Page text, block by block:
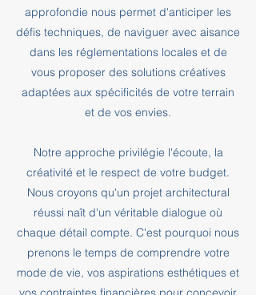
approfondie nous permet d'anticiper les
défis techniques, de naviguer avec aisance
dans les réglementations locales et de
vous proposer des solutions créatives
adaptées aux spécificités de votre terrain
et de vos envies.
Notre approche privilégie l'écoute, la
créativité et le respect de votre budget.
Nous croyons qu'un projet architectural
réussi naît d'un véritable dialogue où
chaque détail compte. C'est pourquoi nous
prenons le temps de comprendre votre
mode de vie, vos aspirations esthétiques et